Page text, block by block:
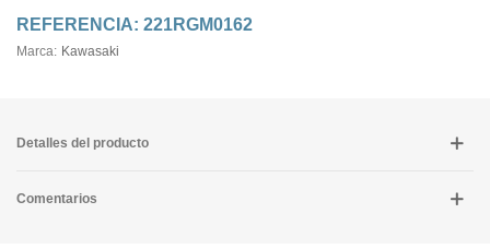
REFERENCIA: 221RGM0162
Marca: Kawasaki
Detalles del producto
Comentarios